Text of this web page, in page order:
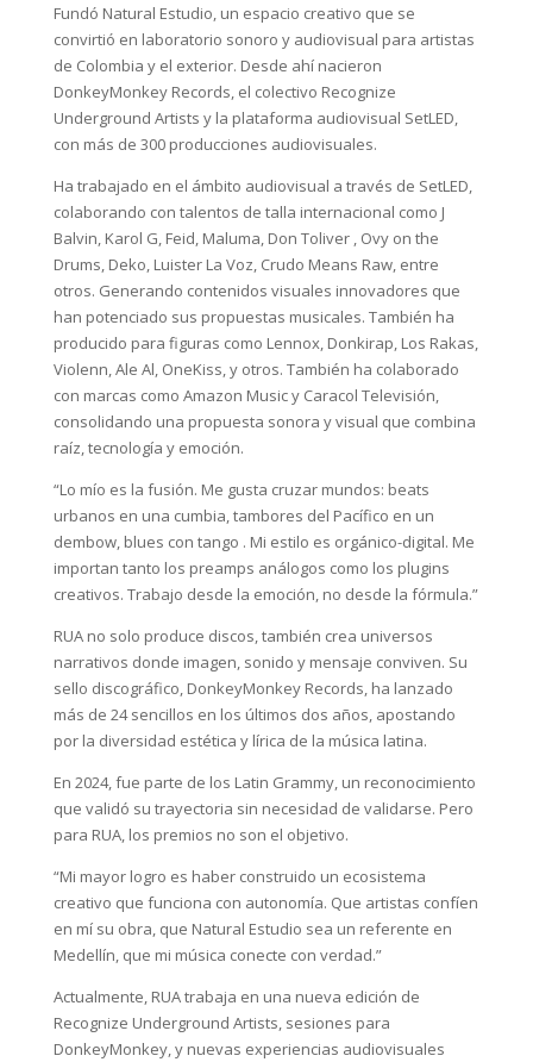
Fundó Natural Estudio, un espacio creativo que se
convirtió en laboratorio sonoro y audiovisual para artistas
de Colombia y el exterior. Desde ahí nacieron
DonkeyMonkey Records, el colectivo Recognize
Underground Artists y la plataforma audiovisual SetLED,
con más de 300 producciones audiovisuales.
Ha trabajado en el ámbito audiovisual a través de SetLED,
colaborando con talentos de talla internacional como J
Balvin, Karol G, Feid, Maluma, Don Toliver , Ovy on the
Drums, Deko, Luister La Voz, Crudo Means Raw, entre
otros. Generando contenidos visuales innovadores que
han potenciado sus propuestas musicales. También ha
producido para figuras como Lennox, Donkirap, Los Rakas,
Violenn, Ale Al, OneKiss, y otros. También ha colaborado
con marcas como Amazon Music y Caracol Televisión,
consolidando una propuesta sonora y visual que combina
raíz, tecnología y emoción.
“Lo mío es la fusión. Me gusta cruzar mundos: beats
urbanos en una cumbia, tambores del Pacífico en un
dembow, blues con tango . Mi estilo es orgánico-digital. Me
importan tanto los preamps análogos como los plugins
creativos. Trabajo desde la emoción, no desde la fórmula.”
RUA no solo produce discos, también crea universos
narrativos donde imagen, sonido y mensaje conviven. Su
sello discográfico, DonkeyMonkey Records, ha lanzado
más de 24 sencillos en los últimos dos años, apostando
por la diversidad estética y lírica de la música latina.
En 2024, fue parte de los Latin Grammy, un reconocimiento
que validó su trayectoria sin necesidad de validarse. Pero
para RUA, los premios no son el objetivo.
“Mi mayor logro es haber construido un ecosistema
creativo que funciona con autonomía. Que artistas confíen
en mí su obra, que Natural Estudio sea un referente en
Medellín, que mi música conecte con verdad.”
Actualmente, RUA trabaja en una nueva edición de
Recognize Underground Artists, sesiones para
DonkeyMonkey, y nuevas experiencias audiovisuales